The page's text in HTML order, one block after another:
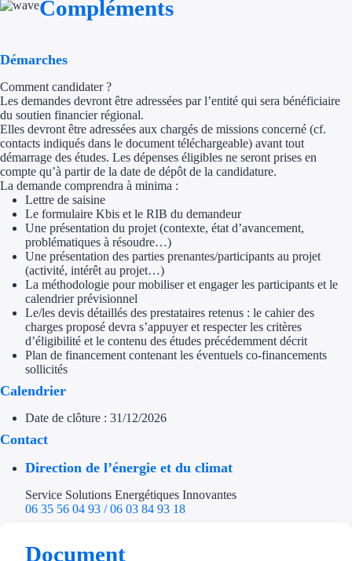
Aides Région
Aides Région
Aides Région
Régions de I à P
Aides Région Île-
Aides Région
Compléments
Démarches
Comment candidater ?
Les demandes devront être adressées par l’entité qui sera bénéficiaire
du soutien financier régional.
Elles devront être adressées aux chargés de missions concerné (cf.
contacts indiqués dans le document téléchargeable) avant tout
démarrage des études. Les dépenses éligibles ne seront prises en
compte qu’à partir de la date de dépôt de la candidature.
La demande comprendra à minima :
Lettre de saisine
Le formulaire Kbis et le RIB du demandeur
Une présentation du projet (contexte, état d’avancement,
problématiques à résoudre…)
Une présentation des parties prenantes/participants au projet
(activité, intérêt au projet…)
La méthodologie pour mobiliser et engager les participants et le
calendrier prévisionnel
Le/les devis détaillés des prestataires retenus : le cahier des
charges proposé devra s’appuyer et respecter les critères
d’éligibilité et le contenu des études précédemment décrit
Plan de financement contenant les éventuels co-financements
sollicités
Calendrier
Date de clôture : 31/12/2026
Contact
Direction de l’énergie et du climat
Service Solutions Energétiques Innovantes
06 35 56 04 93 / 06 03 84 93 18
Document